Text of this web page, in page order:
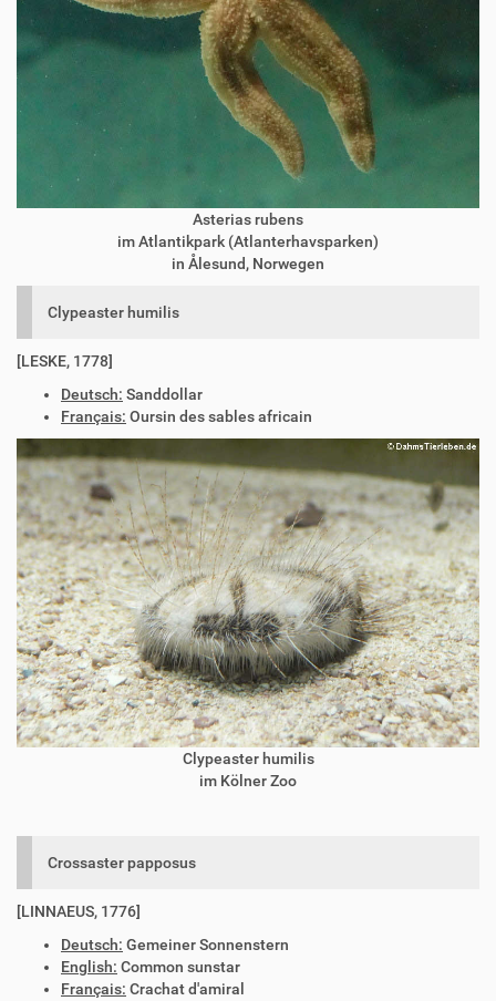
Asterias rubens
im Atlantikpark (Atlanterhavsparken)
in Ålesund, Norwegen
Clypeaster humilis
[LESKE, 1778]
Deutsch: Sanddollar
Français: Oursin des sables africain
Clypeaster humilis
im Kölner Zoo
Crossaster papposus
[LINNAEUS, 1776]
Deutsch: Gemeiner Sonnenstern
English: Common sunstar
Français: Crachat d'amiral